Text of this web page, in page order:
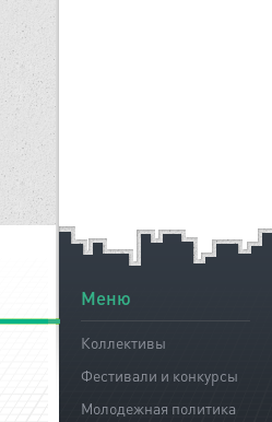
Меню
Коллективы
Фестивали и конкурсы
Молодежная политика